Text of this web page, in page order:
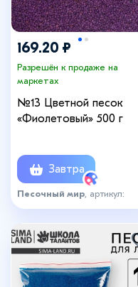
169.20 ₽
Разрешён к продаже на
маркетах
№13 Цветной песок
«Фиолетовый» 500 г
Завтра
Песочный мир , артикул:
3562428